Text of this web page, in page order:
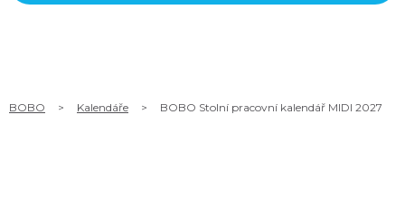
BOBO > Kalendáře > BOBO Stolní pracovní kalendář MIDI 2027